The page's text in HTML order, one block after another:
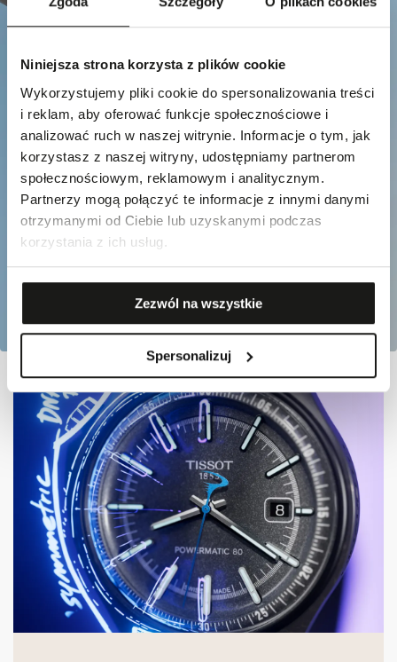
Niniejsza strona korzysta z plików cookie
Wykorzystujemy pliki cookie do spersonalizowania treści
i reklam, aby oferować funkcje społecznościowe i
analizować ruch w naszej witrynie. Informacje o tym, jak
korzystasz z naszej witryny, udostępniamy partnerom
społecznościowym, reklamowym i analitycznym.
Partnerzy mogą połączyć te informacje z innymi danymi
otrzymanymi od Ciebie lub uzyskanymi podczas
korzystania z ich usług.
Zezwól na wszystkie
Spersonalizuj
DLA NIEGO
Wybierz